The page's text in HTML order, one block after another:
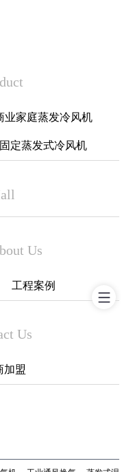
业家庭蒸发冷风机
固定蒸发式冷风机
Us
工程案例
Us
加盟